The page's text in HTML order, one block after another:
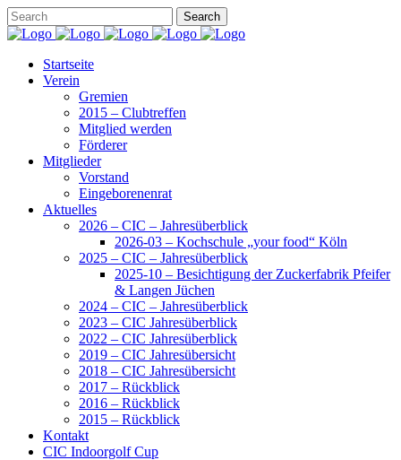
Startseite
Verein
Gremien
2015 – Clubtreffen
Mitglied werden
Förderer
Mitglieder
Vorstand
Eingeborenenrat
Aktuelles
2026 – CIC – Jahresüberblick
2026-03 – Kochschule „your food“ Köln
2025 – CIC – Jahresüberblick
2025-10 – Besichtigung der Zuckerfabrik Pfeifer
& Langen Jüchen
2024 – CIC – Jahresüberblick
2023 – CIC Jahresüberblick
2022 – CIC Jahresüberblick
2019 – CIC Jahresübersicht
2018 – CIC Jahresübersicht
2017 – Rückblick
2016 – Rückblick
2015 – Rückblick
Kontakt
CIC Indoorgolf Cup